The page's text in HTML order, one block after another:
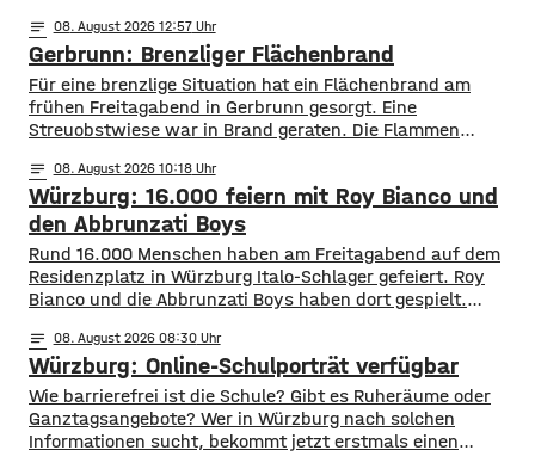
notes 08. August 2026 12:57
Gerbrunn: Brenzliger Flächenbrand
Für eine brenzlige Situation hat ein Flächenbrand am
frühen Freitagabend in Gerbrunn gesorgt. Eine
Streuobstwiese war in Brand geraten. Die Flammen
Fläche von mehreren hundert Quadratmetern aus. Auch
vier Bäume standen in Flammen. Zudem kamen die
Flammen auch einer Kleingartenanlage und fünf
Wohnhäusern immer näher. Den Feuerwehren
notes 08. August 2026 10:18
Würzburg: 16.000 feiern mit Roy Bianco und
den Abbrunzati Boys
Rund 16.000 Menschen haben am Freitagabend auf dem
Residenzplatz in Würzburg Italo-Schlager gefeiert. Roy
Bianco und die Abbrunzati Boys haben dort gespielt.
abseits des Konzertgeländes verfolgten viele Zaungäste bei
Picknick-Stimmung in den Straßen die Songs. Hier gibt es
Bilder vom Konzert Die Konzertreihe vor dem
notes 08. August 2026 08:30
Würzburg: Online-Schulporträt verfügbar
​​Wie barrierefrei ist die Schule? Gibt es Ruheräume oder
Ganztagsangebote? Wer in Würzburg nach solchen
Informationen sucht, bekommt jetzt erstmals einen